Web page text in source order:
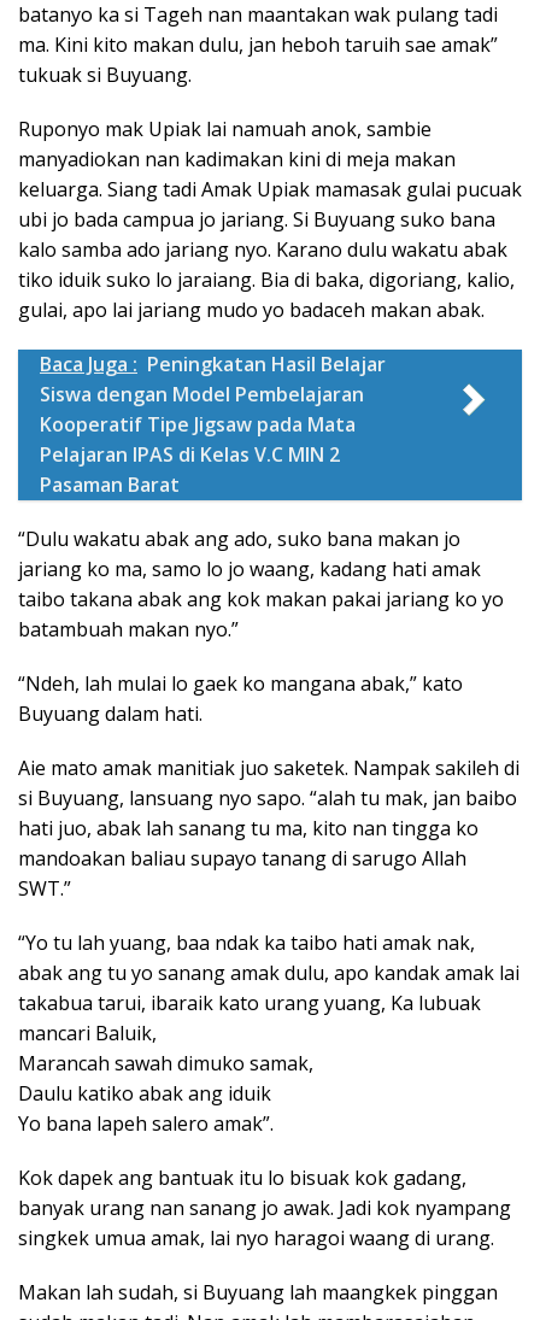
batanyo ka si Tageh nan maantakan wak pulang tadi
ma. Kini kito makan dulu, jan heboh taruih sae amak”
tukuak si Buyuang.
Ruponyo mak Upiak lai namuah anok, sambie
manyadiokan nan kadimakan kini di meja makan
keluarga. Siang tadi Amak Upiak mamasak gulai pucuak
ubi jo bada campua jo jariang. Si Buyuang suko bana
kalo samba ado jariang nyo. Karano dulu wakatu abak
tiko iduik suko lo jaraiang. Bia di baka, digoriang, kalio,
gulai, apo lai jariang mudo yo badaceh makan abak.
Baca Juga : Peningkatan Hasil Belajar
Siswa dengan Model Pembelajaran
Kooperatif Tipe Jigsaw pada Mata
Pelajaran IPAS di Kelas V.C MIN 2
Pasaman Barat
“Dulu wakatu abak ang ado, suko bana makan jo
jariang ko ma, samo lo jo waang, kadang hati amak
taibo takana abak ang kok makan pakai jariang ko yo
batambuah makan nyo.”
“Ndeh, lah mulai lo gaek ko mangana abak,” kato
Buyuang dalam hati.
Aie mato amak manitiak juo saketek. Nampak sakileh di
si Buyuang, lansuang nyo sapo. “alah tu mak, jan baibo
hati juo, abak lah sanang tu ma, kito nan tingga ko
mandoakan baliau supayo tanang di sarugo Allah
SWT.”
“Yo tu lah yuang, baa ndak ka taibo hati amak nak,
abak ang tu yo sanang amak dulu, apo kandak amak lai
takabua tarui, ibaraik kato urang yuang, Ka lubuak
mancari Baluik,
Marancah sawah dimuko samak,
Daulu katiko abak ang iduik
Yo bana lapeh salero amak”.
Kok dapek ang bantuak itu lo bisuak kok gadang,
banyak urang nan sanang jo awak. Jadi kok nyampang
singkek umua amak, lai nyo haragoi waang di urang.
Makan lah sudah, si Buyuang lah maangkek pinggan